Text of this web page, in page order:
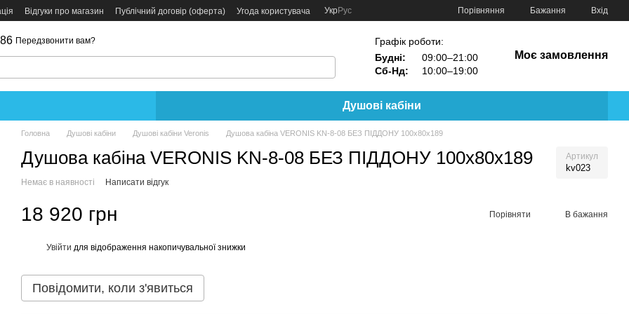
Відгуки про магазин Публічний договір (оферта) Угода користувача УкрРус Порівняння Бажання Вхід
Передзвонити вам?
Графік роботи:
Будні:
09:00–21:00
Сб-Нд:
10:00–19:00
Моє замовлення
Душові кабіни
Головна Душові кабіни Душові кабіни Veronis Душова кабіна VERONIS KN-8-08 БЕЗ ПІДДОНУ 100х80х189
Душова кабіна VERONIS KN-8-08 БЕЗ ПІДДОНУ 100х80х189 Артикул
kv023
Немає в наявності Написати відгук
18 920 грн Порівняти В бажання
Увійти для відображення накопичувальної знижки
Повідомити, коли з'явиться